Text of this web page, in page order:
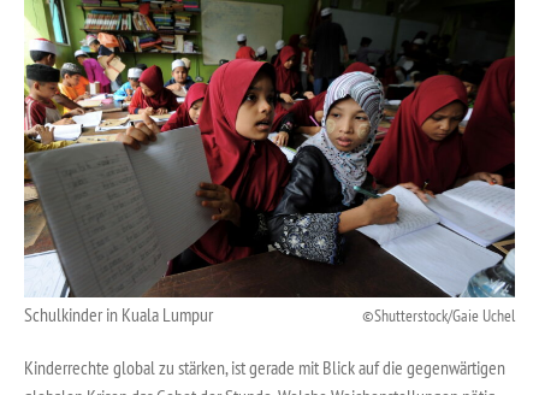
Schulkinder in Kuala Lumpur Shutterstock/Gaie Uchel
Kinderrechte global zu stärken, ist gerade mit Blick auf die gegenwärtigen